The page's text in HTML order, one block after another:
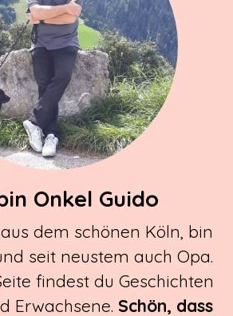
Onkel Guido
dem schönen Köln, bin
seit neustem auch Opa.
findest du Geschichten
Erwachsene. Schön, dass